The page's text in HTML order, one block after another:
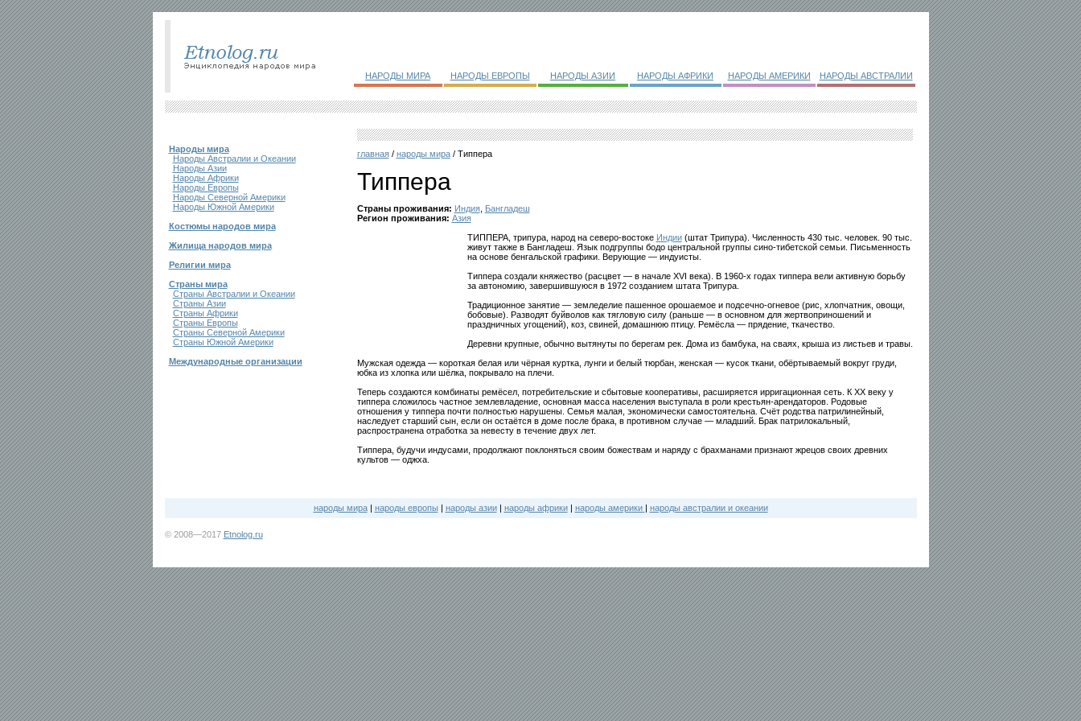
НАРОДЫ МИРА НАРОДЫ ЕВРОПЫ НАРОДЫ АЗИИ НАРОДЫ АФРИКИ НАРОДЫ АМЕРИКИ НАРОДЫ АВСТРАЛИИ
Народы мира
Народы Австралии и Океании
Народы Азии
Народы Африки
Народы Европы
Народы Северной Америки
Народы Южной Америки
Костюмы народов мира
Жилища народов мира
Религии мира
Страны мира
Страны Австралии и Океании
Страны Азии
Страны Африки
Страны Европы
Страны Северной Америки
Страны Южной Америки
Международные организации
главная/ народы мира/ Типпера
Типпера
Страны проживания: Индия, Бангладеш
Регион проживания: Азия
ТИППЕРА, трипура, народ на северо-востоке Индии(штат Трипура). Численность 430 тыс. человек. 90 тыс.
живут также в Бангладеш. Язык подгруппы бодо центральной группы сино-тибетской семьи. Письменность
на основе бенгальской графики. Верующие — индуисты.
Типпера создали княжество (расцвет — в начале XVI века). В 1960-х годах типпера вели активную борьбу
за автономию, завершившуюся в 1972 созданием штата Трипура.
Традиционное занятие — земледелие пашенное орошаемое и подсечно-огневое (рис, хлопчатник, овощи,
бобовые). Разводят буйволов как тягловую силу (раньше — в основном для жертвоприношений и
праздничных угощений), коз, свиней, домашнюю птицу. Ремёсла — прядение, ткачество.
Деревни крупные, обычно вытянуты по берегам рек. Дома из бамбука, на сваях, крыша из листьев и травы.
Мужская одежда — короткая белая или чёрная куртка, лунги и белый тюрбан, женская — кусок ткани, обёртываемый вокруг груди,
юбка из хлопка или шёлка, покрывало на плечи.
Теперь создаются комбинаты ремёсел, потребительские и сбытовые кооперативы, расширяется ирригационная сеть. К XX веку у
типпера сложилось частное землевладение, основная масса населения выступала в роли крестьян-арендаторов. Родовые
отношения у типпера почти полностью нарушены. Семья малая, экономически самостоятельна. Счёт родства патрилинейный,
наследует старший сын, если он остаётся в доме после брака, в противном случае — младший. Брак патрилокальный,
распространена отработка за невесту в течение двух лет.
Типпера, будучи индусами, продолжают поклоняться своим божествам и наряду с брахманами признают жрецов своих древних
культов — оджха.
народы мира| народы европы | народы азии| народы африки| народы америки | народы австралии и океании
© 2008—2017 Etnolog.ru